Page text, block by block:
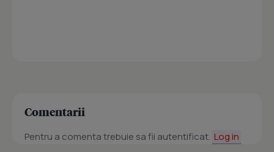
Comentarii
Pentru a comenta trebuie sa fii autentificat. Log in